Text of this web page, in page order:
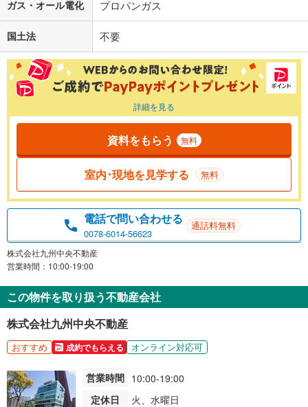
ガス・オール電化 プロパンガス
国土法 不要
詳細を見る
資料をもらう 無料
室内･現地を見学する 無料
電話で問い合わせる
0078-6014-56623
通話料無料
株式会社九州中央不動産
営業時間：10:00-19:00
この物件を取り扱う不動産会社
株式会社九州中央不動産
おすすめ 成約でもらえる オンライン対応可
営業時間 10:00-19:00
定休日
火、水曜日